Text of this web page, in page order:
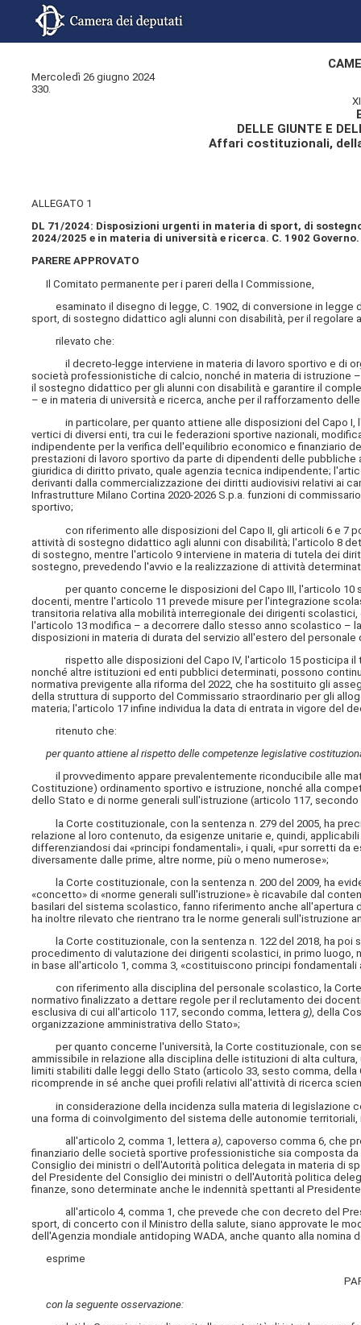
Mercoledì 26 giugno 2024
330.
DELLE GIUNTE E
Affari costituzionali,
ALLEGATO 1
DL 71/2024: Disposizioni urgenti in materia di sport, di
2024/2025 e in materia di università e ricerca. C. 1902 Governo.
PARERE APPROVATO
Il Comitato permanente per i pareri della I Commissione,
esaminato il disegno di legge, C. 1902, di conversione in legge
sport, di sostegno didattico agli alunni con disabilità, per il regolare
rilevato che:
il decreto-legge interviene in materia di lavoro sportivo e di
società professionistiche di calcio, nonché in materia di istruzione
il sostegno didattico per gli alunni con disabilità e garantire il
– e in materia di università e ricerca, anche per il rafforzamento
in particolare, per quanto attiene alle disposizioni del Capo I,
vertici di diversi enti, tra cui le federazioni sportive nazionali,
indipendente per la verifica dell'equilibrio economico e finanziario
prestazioni di lavoro sportivo da parte di dipendenti delle
giuridica di diritto privato, quale agenzia tecnica indipendente;
derivanti dalla commercializzazione dei diritti audiovisivi relativi ai
Infrastrutture Milano Cortina 2020-2026 S.p.a. funzioni di
sportivo;
con riferimento alle disposizioni del Capo II, gli articoli 6 e 7
attività di sostegno didattico agli alunni con disabilità; l'articolo 8
di sostegno, mentre l'articolo 9 interviene in materia di tutela dei
sostegno, prevedendo l'avvio e la realizzazione di attività
per quanto concerne le disposizioni del Capo III, l'articolo 10
docenti, mentre l'articolo 11 prevede misure per l'integrazione
transitoria relativa alla mobilità interregionale dei dirigenti
l'articolo 13 modifica – a decorrere dallo stesso anno scolastico –
disposizioni in materia di durata del servizio all'estero del personale
rispetto alle disposizioni del Capo IV, l'articolo 15 posticipa il
nonché altre istituzioni ed enti pubblici determinati, possono
normativa previgente alla riforma del 2022, che ha sostituito gli
della struttura di supporto del Commissario straordinario per gli
materia; l'articolo 17 infine individua la data di entrata in vigore del
ritenuto che:
per quanto attiene al rispetto delle competenze legislative
il provvedimento appare prevalentemente riconducibile alle
Costituzione) ordinamento sportivo e istruzione, nonché alla
dello Stato e di norme generali sull'istruzione (articolo 117,
la Corte costituzionale, con la sentenza n. 279 del 2005, ha
relazione al loro contenuto, da esigenze unitarie e, quindi,
differenziandosi dai «principi fondamentali», i quali, «pur sorretti da
diversamente dalle prime, altre norme, più o meno numerose»;
la Corte costituzionale, con la sentenza n. 200 del 2009, ha
«concetto» di «norme generali sull'istruzione» è ricavabile dal
basilari del sistema scolastico, fanno riferimento anche
ha inoltre rilevato che rientrano tra le norme generali sull'istruzione
la Corte costituzionale, con la sentenza n. 122 del 2018, ha poi
procedimento di valutazione dei dirigenti scolastici, in primo luogo,
in base all'articolo 1, comma 3, «costituiscono principi
con riferimento alla disciplina del personale scolastico, la Corte
normativo finalizzato a dettare regole per il reclutamento dei
esclusiva di cui all'articolo 117, secondo comma, letterag), della
organizzazione amministrativa dello Stato»;
per quanto concerne l'università, la Corte costituzionale, con
ammissibile in relazione alla disciplina delle istituzioni di alta
limiti stabiliti dalle leggi dello Stato (articolo 33, sesto comma,
ricomprende in sé anche quei profili relativi all'attività di ricerca
in considerazione della incidenza sulla materia di legislazione
una forma di coinvolgimento del sistema delle autonomie
all'articolo 2, comma 1, letteraa) , capoverso comma 6, che
finanziario delle società sportive professionistiche sia composta
Consiglio dei ministri o dell'Autorità politica delegata in materia di
del Presidente del Consiglio dei ministri o dell'Autorità politica
finanze, sono determinate anche le indennità spettanti al
all'articolo 4, comma 1, che prevede che con decreto del
sport, di concerto con il Ministro della salute, siano approvate le
dell'Agenzia mondiale antidoping WADA, anche quanto alla nomina
esprime
con la seguente osservazione: